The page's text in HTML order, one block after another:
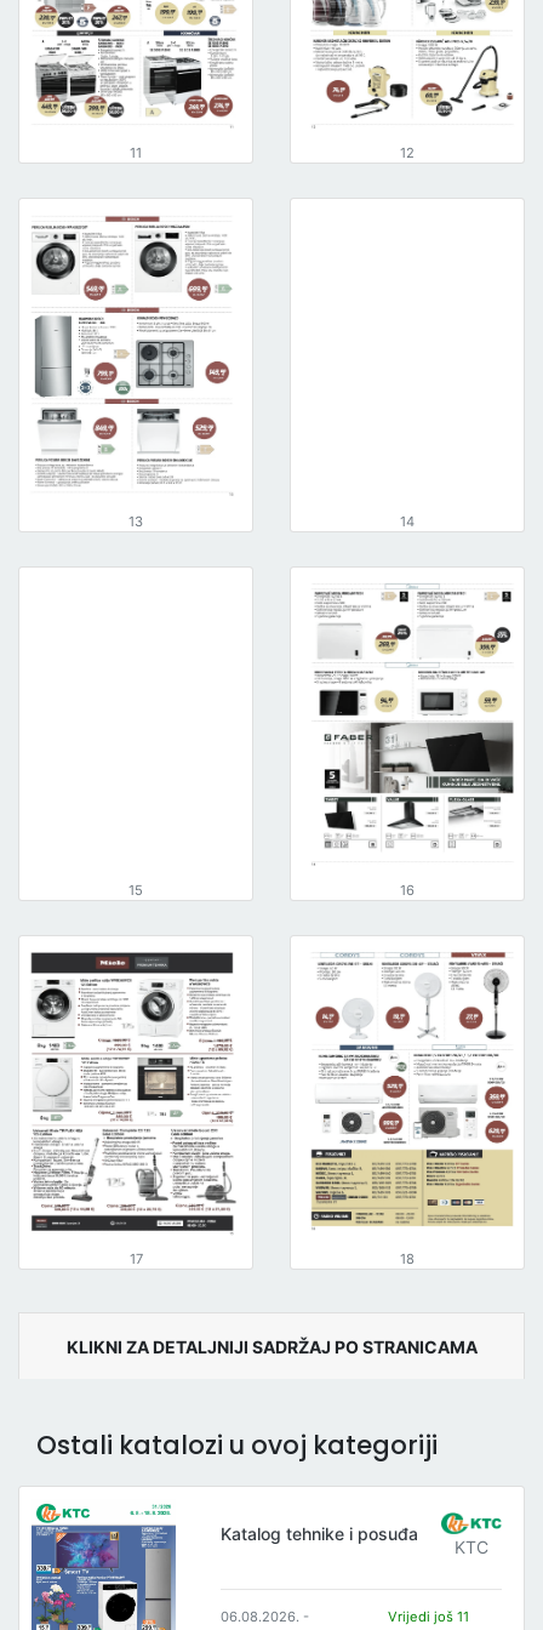
11 12
13 14
15 16
17 18
KLIKNI ZA DETALJNIJI SADRŽAJ PO STRANICAMA
Ostali katalozi u ovoj kategoriji
Katalog tehnike i posuđa
KTC
06.08.2026. -
Vrijedi još 11